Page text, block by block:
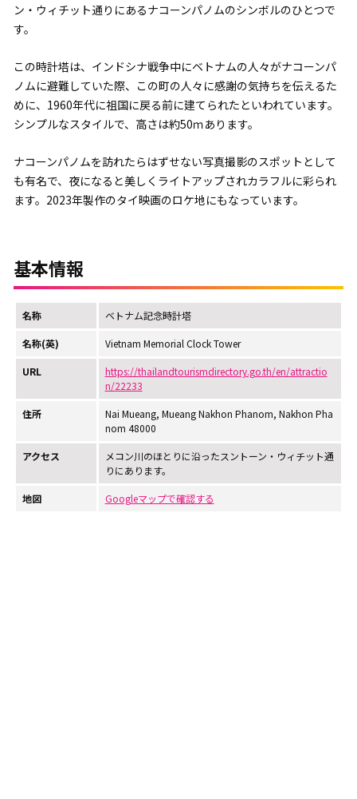
ン・ウィチット通りにあるナコーンパノムのシンボルのひとつで
す。
この時計塔は、インドシナ戦争中にベトナムの人々がナコーンパ
ノムに避難していた際、この町の人々に感謝の気持ちを伝えるた
めに、1960年代に祖国に戻る前に建てられたといわれています。
シンプルなスタイルで、高さは約50ｍあります。
ナコーンパノムを訪れたらはずせない写真撮影のスポットとして
も有名で、夜になると美しくライトアップされカラフルに彩られ
ます。2023年製作のタイ映画のロケ地にもなっています。
基本情報
名称 ベトナム記念時計塔
名称(英) Vietnam Memorial Clock Tower
URL
https://thailandtourismdirectory.go.th/en/attractio
n/22233
住所
Nai Mueang, Mueang Nakhon Phanom, Nakhon Pha
nom 48000
アクセス
メコン川のほとりに沿ったスントーン・ウィチット通
りにあります。
地図 Googleマップで確認する